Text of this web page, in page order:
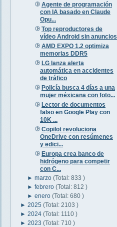
Agente de programación
con IA basado en Claude
Opu...
Top reproductores de
vídeo Android sin anuncios
AMD EXPO 1.2 optimiza
memorias DDR5
LG lanza alerta
automática en accidentes
de tráfico
Policía busca 4 días a una
mujer méxicana con foto...
Lector de documentos
falso en Google Play con
10K ...
Copilot revoluciona
OneDrive con resúmenes
y edici...
Europa crea banco de
hidrógeno para competir
con C...
►marzo(Total: 833 )
►febrero(Total: 812 )
►enero(Total: 680 )
► 2025 (Total: 2103 )
► 2024 (Total: 1110 )
► 2023 (Total: 710 )